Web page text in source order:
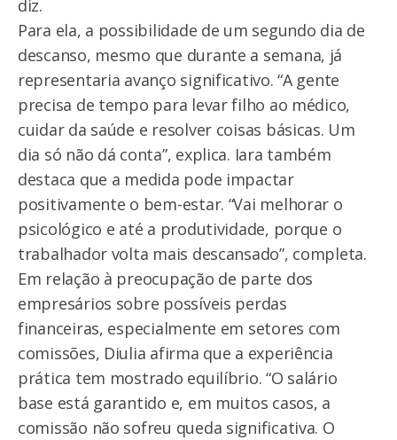
diz.
Para ela, a possibilidade de um segundo dia de
descanso, mesmo que durante a semana, já
representaria avanço significativo. “A gente
precisa de tempo para levar filho ao médico,
cuidar da saúde e resolver coisas básicas. Um
dia só não dá conta”, explica. Iara também
destaca que a medida pode impactar
positivamente o bem-estar. “Vai melhorar o
psicológico e até a produtividade, porque o
trabalhador volta mais descansado”, completa.
Em relação à preocupação de parte dos
empresários sobre possíveis perdas
financeiras, especialmente em setores com
comissões, Diulia afirma que a experiência
prática tem mostrado equilíbrio. “O salário
base está garantido e, em muitos casos, a
comissão não sofreu queda significativa. O